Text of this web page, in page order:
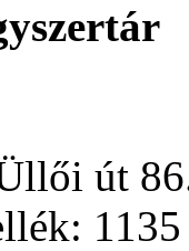
út
1135